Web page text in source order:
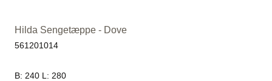
Hilda Sengetæppe - Dove
561201014
B: 240 L: 280